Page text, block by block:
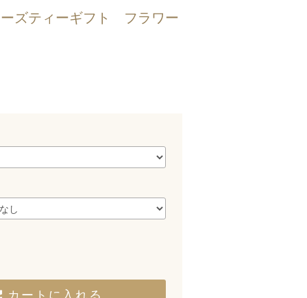
ズティーギフト フラワー
カートに入れる